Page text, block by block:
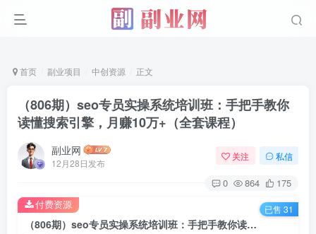
首页 副业项目 中创资源 正文
（806期）seo专员实操系统培训班：手把手教你
读懂搜索引擎，月赚10万+（全套课程）
副业网
12月28日发布
关注 私信
0 864 175
（806期）seo专员实操系统培训班：手把手教你读懂搜索引擎，月赚10万+（全套课程）
付费资源 已售 31